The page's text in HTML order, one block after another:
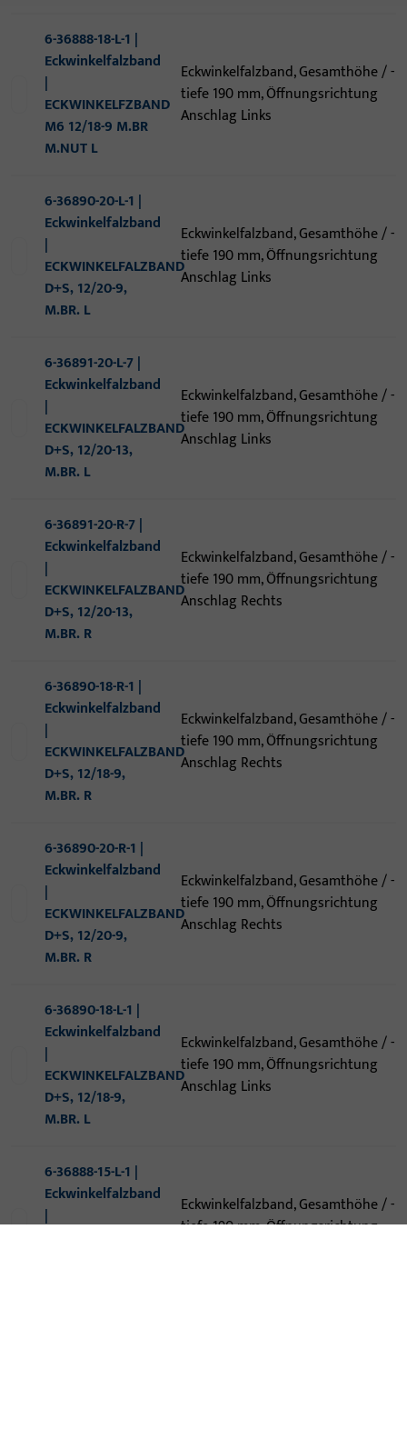
6-36888-18-L-1 |
Eckwinkelfalzband
|
ECKWINKELFZBAND
M6 12/18-9 M.BR
M.NUT L
Eckwinkelfalzband, Gesamthöhe / -
tiefe 190 mm, Öffnungsrichtung
Anschlag Links
6-36890-20-L-1 |
Eckwinkelfalzband
|
ECKWINKELFALZBAND
D+S, 12/20-9,
M.BR. L
Eckwinkelfalzband, Gesamthöhe / -
tiefe 190 mm, Öffnungsrichtung
Anschlag Links
6-36891-20-L-7 |
Eckwinkelfalzband
|
ECKWINKELFALZBAND
D+S, 12/20-13,
M.BR. L
Eckwinkelfalzband, Gesamthöhe / -
tiefe 190 mm, Öffnungsrichtung
Anschlag Links
6-36891-20-R-7 |
Eckwinkelfalzband
|
ECKWINKELFALZBAND
D+S, 12/20-13,
M.BR. R
Eckwinkelfalzband, Gesamthöhe / -
tiefe 190 mm, Öffnungsrichtung
Anschlag Rechts
6-36890-18-R-1 |
Eckwinkelfalzband
|
ECKWINKELFALZBAND
D+S, 12/18-9,
M.BR. R
Eckwinkelfalzband, Gesamthöhe / -
tiefe 190 mm, Öffnungsrichtung
Anschlag Rechts
6-36890-20-R-1 |
Eckwinkelfalzband
|
ECKWINKELFALZBAND
D+S, 12/20-9,
M.BR. R
Eckwinkelfalzband, Gesamthöhe / -
tiefe 190 mm, Öffnungsrichtung
Anschlag Rechts
6-36890-18-L-1 |
Eckwinkelfalzband
|
ECKWINKELFALZBAND
D+S, 12/18-9,
M.BR. L
Eckwinkelfalzband, Gesamthöhe / -
tiefe 190 mm, Öffnungsrichtung
Anschlag Links
6-36888-15-L-1 |
Eckwinkelfalzband
|
Eckwinkelfalzband, Gesamthöhe / -
tiefe 190 mm, Öffnungsrichtung